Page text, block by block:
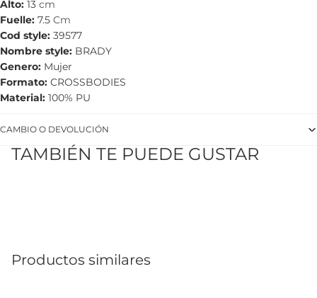
Alto 13 cm
Fuelle 7.5 Cm
Cod style 39577
Nombre style BRADY
Genero Mujer
Formato CROSSBODIES
Material 100% PU
CAMBIO O DEVOLUCIÓN
TAMBIÉN TE PUEDE GUSTAR
Productos similares